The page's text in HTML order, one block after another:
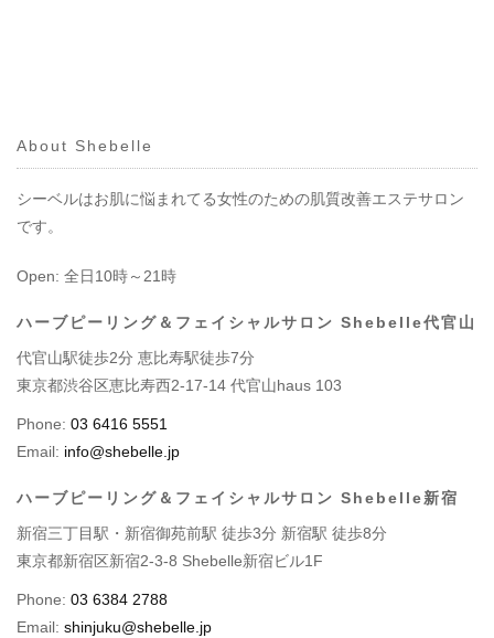
About Shebelle
シーベルはお肌に悩まれてる女性のための肌質改善エステサロン
です。
Open: 全日10時～21時
ハーブピーリング＆フェイシャルサロン Shebelle代官山
代官山駅徒歩2分 恵比寿駅徒歩7分
東京都渋谷区恵比寿西2-17-14 代官山haus 103
Phone: 03 6416 5551
Email: info@shebelle.jp
ハーブピーリング＆フェイシャルサロン Shebelle新宿
新宿三丁目駅・新宿御苑前駅 徒歩3分 新宿駅 徒歩8分
東京都新宿区新宿2-3-8 Shebelle新宿ビル1F
Phone: 03 6384 2788
Email: shinjuku@shebelle.jp